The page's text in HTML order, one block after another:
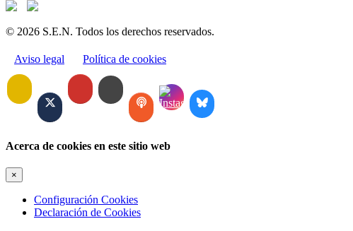
© 2026 S.E.N. Todos los derechos reservados.
Aviso legal Política de cookies
Acerca de cookies en este sitio web
×
Configuración Cookies
Declaración de Cookies